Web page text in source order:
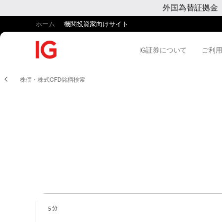
外国為替証拠金
ホーム 機関投資家向けサイト
IG証券について ご利
株価・株式CFD銘柄検索
5 分